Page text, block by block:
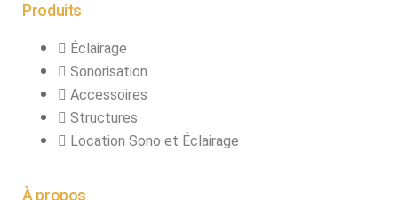
Produits
Éclairage
Sonorisation
Accessoires
Structures
Location Sono et Éclairage
À propos